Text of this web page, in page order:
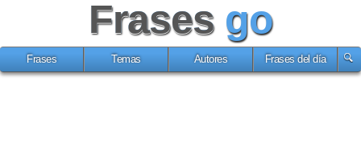
Frases go
Frases Temas Autores Frases del día